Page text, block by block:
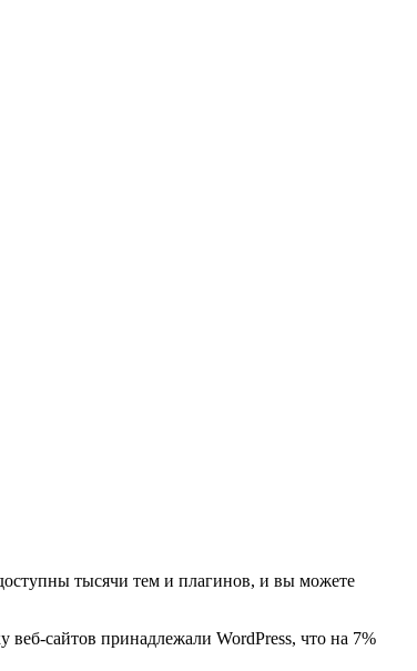
тысячи тем и плагинов, и вы можете
веб-сайтов принадлежали WordPress, что на 7%